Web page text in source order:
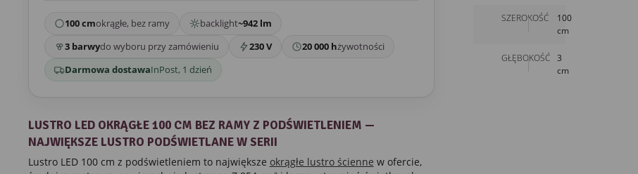
100 cmokrągłe, bez ramy backlight~942 lm
3 barwydo wyboru przy zamówieniu 230 V 20 000 hżywotności
Darmowa dostawaInPost, 1 dzień
LUSTRO LED OKRĄGŁE 100 CM BEZ RAMY Z PODŚWIETLENIEM —
NAJWIĘKSZE LUSTRO PODŚWIETLANE W SERII
Lustro LED 100 cm z podświetleniem to największe okrągłe lustro ścienne w ofercie,
SZEROKOŚĆ
100
cm
GŁĘBOKOŚĆ
3
cm